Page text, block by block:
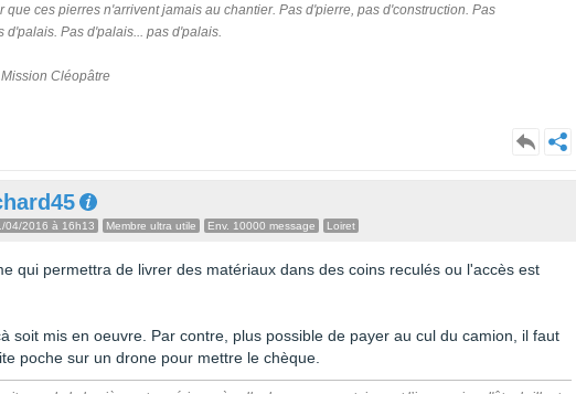
que ces pierres n'arrivent jamais au chantier. Pas d'pierre, pas d'construction. Pas
d'palais. Pas d'palais... pas d'palais.
Cléopâtre
04/2016 à 16h13 Membre ultra utile Env. 10000 message Loiret
qui permettra de livrer des matériaux dans des coins reculés ou l'accès est
soit mis en oeuvre. Par contre, plus possible de payer au cul du camion, il faut
poche sur un drone pour mettre le chèque.